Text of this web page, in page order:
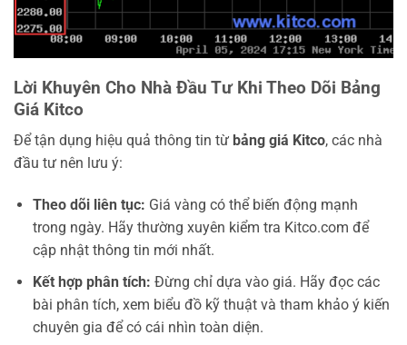
Lời Khuyên Cho Nhà Đầu Tư Khi Theo Dõi Bảng
Giá Kitco
Để tận dụng hiệu quả thông tin từ bảng giá Kitco, các nhà
đầu tư nên lưu ý:
Theo dõi liên tục: Giá vàng có thể biến động mạnh
trong ngày. Hãy thường xuyên kiểm tra Kitco.com để
cập nhật thông tin mới nhất.
Kết hợp phân tích: Đừng chỉ dựa vào giá. Hãy đọc các
bài phân tích, xem biểu đồ kỹ thuật và tham khảo ý kiến
chuyên gia để có cái nhìn toàn diện.